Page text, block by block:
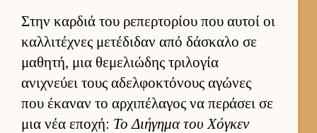
Στην καρ­διά του ρεπερ­τορίου που αυ­τοί οι
καλ­λιτέχνες μετέδιδαν από δάσκαλο σε
μαθητή, μια θεμελιώδης τριλογία
ανιχνεύει τους αδελ­φοκτόνους αγώνες
που έκαναν το αρ­χιπέλαγος να περάσει σε
μια νέα εποχή: Το Διήγημα του Χόγκεν